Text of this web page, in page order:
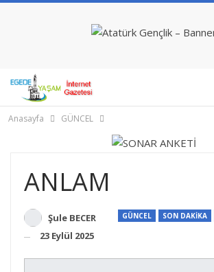
Anasayfa GÜNCEL
ANLAM
GÜNCEL SON DAKİKA
Şule BECER
23 Eylül 2025